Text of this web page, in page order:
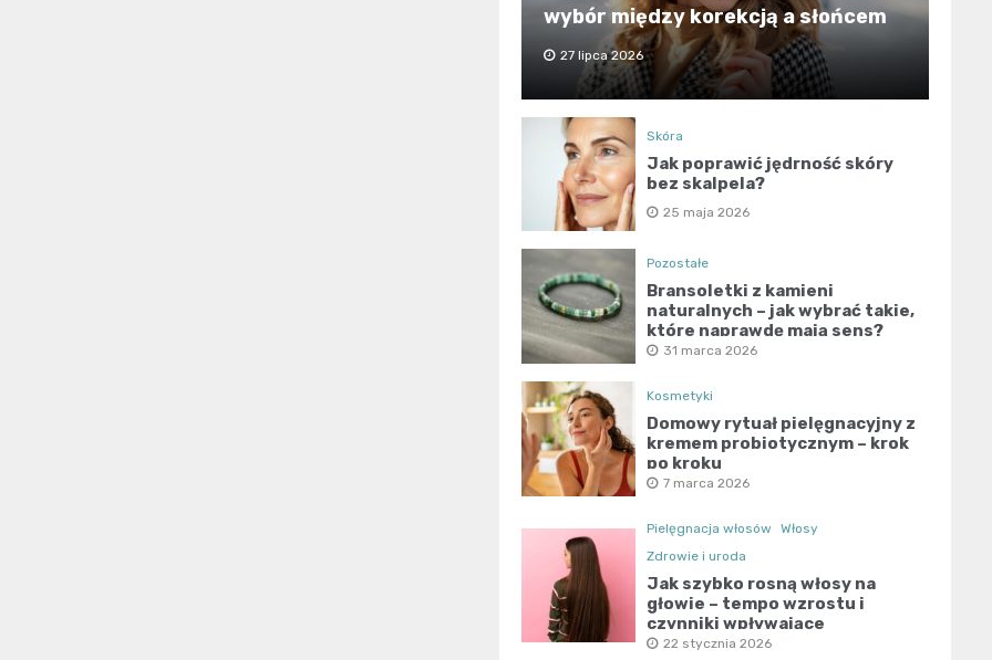
wybór między korekcją a słońcem
27 lipca 2026
Skóra
Jak poprawić jędrność skóry
bez skalpela?
25 maja 2026
Pozostałe
Bransoletki z kamieni
naturalnych – jak wybrać takie,
które naprawdę mają sens?
31 marca 2026
Kosmetyki
Domowy rytuał pielęgnacyjny z
kremem probiotycznym – krok
po kroku
7 marca 2026
Pielęgnacja włosów
Włosy
Zdrowie i uroda
Jak szybko rosną włosy na
głowie – tempo wzrostu i
czynniki wpływające
22 stycznia 2026